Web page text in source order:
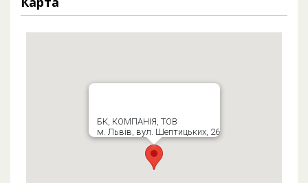
БК, КОМПАНІЯ, ТОВ
м. Львів, вул. Шептицьких, 26